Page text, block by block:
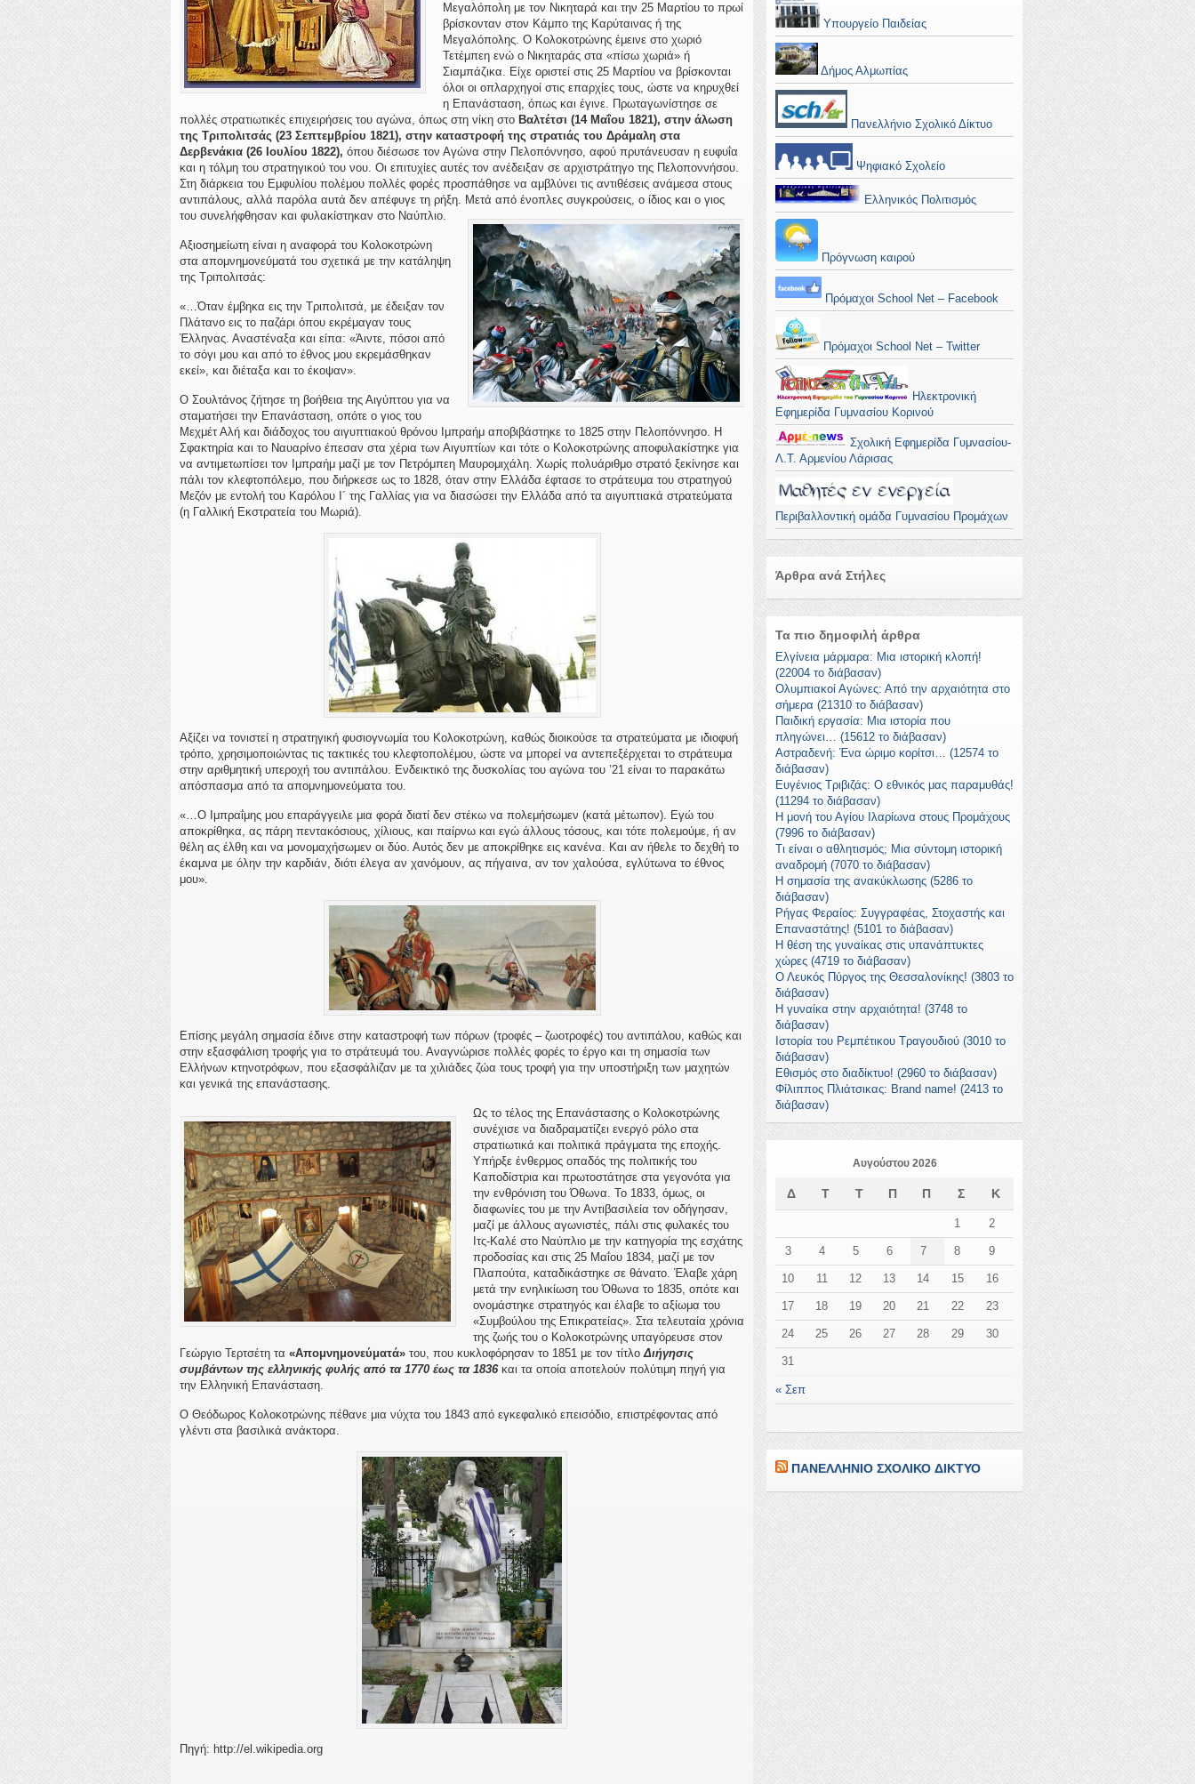
Μεγαλόπολη με τον Νικηταρά και την 25 Μαρτίου το πρωί
βρίσκονταν στον Κάμπο της Καρύταινας ή της
Μεγαλόπολης. Ο Κολοκοτρώνης έμεινε στο χωριό
Τετέμπεη ενώ ο Νικηταράς στα «πίσω χωριά» ή
Σιαμπάζικα. Είχε οριστεί στις 25 Μαρτίου να βρίσκονται
όλοι οι οπλαρχηγοί στις επαρχίες τους, ώστε να κηρυχθεί
η Επανάσταση, όπως και έγινε. Πρωταγωνίστησε σε
πολλές στρατιωτικές επιχειρήσεις του αγώνα, όπως στη νίκη στο Βαλτέτσι (14 Μαΐου 1821), στην άλωση
της Τριπολιτσάς (23 Σεπτεμβρίου 1821), στην καταστροφή της στρατιάς του Δράμαλη στα
Δερβενάκια (26 Ιουλίου 1822), όπου διέσωσε τον Αγώνα στην Πελοπόννησο, αφού πρυτάνευσαν η ευφυΐα
και η τόλμη του στρατηγικού του νου. Οι επιτυχίες αυτές τον ανέδειξαν σε αρχιστράτηγο της Πελοποννήσου.
Στη διάρκεια του Εμφυλίου πολέμου πολλές φορές προσπάθησε να αμβλύνει τις αντιθέσεις ανάμεσα στους
αντιπάλους, αλλά παρόλα αυτά δεν απέφυγε τη ρήξη. Μετά από ένοπλες συγκρούσεις, ο ίδιος και ο γιος
του συνελήφθησαν και φυλακίστηκαν στο Ναύπλιο.
Αξιοσημείωτη είναι η αναφορά του Κολοκοτρώνη
στα απομνημονεύματά του σχετικά με την κατάληψη
της Τριπολιτσάς:
«…Όταν έμβηκα εις την Τριπολιτσά, με έδειξαν τον
Πλάτανο εις το παζάρι όπου εκρέμαγαν τους
Έλληνας. Αναστέναξα και είπα: «Άιντε, πόσοι από
το σόγι μου και από το έθνος μου εκρεμάσθηκαν
εκεί», και διέταξα και το έκοψαν».
Ο Σουλτάνος ζήτησε τη βοήθεια της Αιγύπτου για να
σταματήσει την Επανάσταση, οπότε ο γιος του
Μεχμέτ Αλή και διάδοχος του αιγυπτιακού θρόνου Ιμπραήμ αποβιβάστηκε το 1825 στην Πελοπόννησο. Η
Σφακτηρία και το Ναυαρίνο έπεσαν στα χέρια των Αιγυπτίων και τότε ο Κολοκοτρώνης αποφυλακίστηκε για
να αντιμετωπίσει τον Ιμπραήμ μαζί με τον Πετρόμπεη Μαυρομιχάλη. Χωρίς πολυάριθμο στρατό ξεκίνησε και
πάλι τον κλεφτοπόλεμο, που διήρκεσε ως το 1828, όταν στην Ελλάδα έφτασε το στράτευμα του στρατηγού
Μεζόν με εντολή του Καρόλου Ι´ της Γαλλίας για να διασώσει την Ελλάδα από τα αιγυπτιακά στρατεύματα
(η Γαλλική Εκστρατεία του Μωριά).
Αξίζει να τονιστεί η στρατηγική φυσιογνωμία του Κολοκοτρώνη, καθώς διοικούσε τα στρατεύματα με ιδιοφυή
τρόπο, χρησιμοποιώντας τις τακτικές του κλεφτοπολέμου, ώστε να μπορεί να αντεπεξέρχεται το στράτευμα
στην αριθμητική υπεροχή του αντιπάλου. Ενδεικτικό της δυσκολίας του αγώνα του ’21 είναι το παρακάτω
απόσπασμα από τα απομνημονεύματα του.
«…O Ιμπραΐμης μου επαράγγειλε μια φορά διατί δεν στέκω να πολεμήσωμεν (κατά μέτωπον). Εγώ του
αποκρίθηκα, ας πάρη πεντακόσιους, χίλιους, και παίρνω και εγώ άλλους τόσους, και τότε πολεμούμε, ή αν
θέλη ας έλθη και να μονομαχήσωμεν οι δύο. Αυτός δεν με αποκρίθηκε εις κανένα. Και αν ήθελε το δεχθή το
έκαμνα με όλην την καρδιάν, διότι έλεγα αν χανόμουν, ας πήγαινα, αν τον χαλούσα, εγλύτωνα το έθνος
μου».
Επίσης μεγάλη σημασία έδινε στην καταστροφή των πόρων (τροφές – ζωοτροφές) του αντιπάλου, καθώς και
στην εξασφάλιση τροφής για το στράτευμά του. Αναγνώρισε πολλές φορές το έργο και τη σημασία των
Ελλήνων κτηνοτρόφων, που εξασφάλιζαν με τα χιλιάδες ζώα τους τροφή για την υποστήριξη των μαχητών
και γενικά της επανάστασης.
Ως το τέλος της Επανάστασης ο Κολοκοτρώνης
συνέχισε να διαδραματίζει ενεργό ρόλο στα
στρατιωτικά και πολιτικά πράγματα της εποχής.
Υπήρξε ένθερμος οπαδός της πολιτικής του
Καποδίστρια και πρωτοστάτησε στα γεγονότα για
την ενθρόνιση του Όθωνα. Το 1833, όμως, οι
διαφωνίες του με την Αντιβασιλεία τον οδήγησαν,
μαζί με άλλους αγωνιστές, πάλι στις φυλακές του
Ιτς-Καλέ στο Ναύπλιο με την κατηγορία της εσχάτης
προδοσίας και στις 25 Μαΐου 1834, μαζί με τον
Πλαπούτα, καταδικάστηκε σε θάνατο. Έλαβε χάρη
μετά την ενηλικίωση του Όθωνα το 1835, οπότε και
ονομάστηκε στρατηγός και έλαβε το αξίωμα του
«Συμβούλου της Επικρατείας». Στα τελευταία χρόνια
της ζωής του ο Κολοκοτρώνης υπαγόρευσε στον
Γεώργιο Τερτσέτη τα «Απομνημονεύματά» του, που κυκλοφόρησαν το 1851 με τον τίτλοΔιήγησις
συμβάντων της ελληνικής φυλής από τα 1770 έως τα 1836και τα οποία αποτελούν πολύτιμη πηγή για
την Ελληνική Επανάσταση.
Ο Θεόδωρος Κολοκοτρώνης πέθανε μια νύχτα του 1843 από εγκεφαλικό επεισόδιο, επιστρέφοντας από
γλέντι στα βασιλικά ανάκτορα.
Πηγή: http://el.wikipedia.org
Υπουργείο Παιδείας
Δήμος Αλμωπίας
Πανελλήνιο Σχολικό Δίκτυο
Ψηφιακό Σχολείο
Ελληνικός Πολιτισμός
Πρόγνωση καιρού
Πρόμαχοι School Net – Facebook
Πρόμαχοι School Net – Twitter
Ηλεκτρονική
Εφημερίδα Γυμνασίου Κορινού
Σχολική Εφημερίδα Γυμνασίου-
Λ.Τ. Αρμενίου Λάρισας
Περιβαλλοντική ομάδα Γυμνασίου Προμάχων
Άρθρα ανά Στήλες
Τα πιο δημοφιλή άρθρα
Ελγίνεια μάρμαρα: Μια ιστορική κλοπή!
(22004 το διάβασαν)
Ολυμπιακοί Αγώνες: Από την αρχαιότητα στο
σήμερα (21310 το διάβασαν)
Παιδική εργασία: Μια ιστορία που
πληγώνει… (15612 το διάβασαν)
Αστραδενή: Ένα ώριμο κορίτσι… (12574 το
διάβασαν)
Ευγένιος Τριβιζάς: Ο εθνικός μας παραμυθάς!
(11294 το διάβασαν)
Η μονή του Αγίου Ιλαρίωνα στους Προμάχους
(7996 το διάβασαν)
Τι είναι ο αθλητισμός; Μια σύντομη ιστορική
αναδρομή (7070 το διάβασαν)
Η σημασία της ανακύκλωσης (5286 το
διάβασαν)
Ρήγας Φεραίος: Συγγραφέας, Στοχαστής και
Επαναστάτης! (5101 το διάβασαν)
Η θέση της γυναίκας στις υπανάπτυκτες
χώρες (4719 το διάβασαν)
Ο Λευκός Πύργος της Θεσσαλονίκης! (3803 το
διάβασαν)
Η γυναίκα στην αρχαιότητα! (3748 το
διάβασαν)
Ιστορία του Ρεμπέτικου Τραγουδιού (3010 το
διάβασαν)
Εθισμός στο διαδίκτυο! (2960 το διάβασαν)
Φίλιππος Πλιάτσικας: Brand name! (2413 το
διάβασαν)
Αυγούστου 2026
Δ Τ Τ Π Π Σ Κ
« Σεπ
1 2
3 4 5 6 7 8 9
10 11 12 13 14 15 16
17 18 19 20 21 22 23
24 25 26 27 28 29 30
31
ΠΑΝΕΛΛΗΝΙΟ ΣΧΟΛΙΚΟ ΔΙΚΤΥΟ